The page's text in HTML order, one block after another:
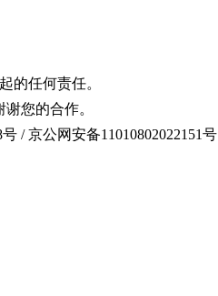
的任何责任。
您的合作。
/ 京公网安备11010802022151号